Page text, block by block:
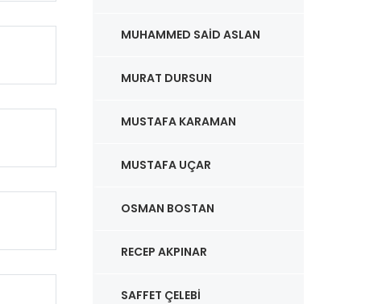
MUHAMMED SAID ASLAN
MURAT DURSUN
MUSTAFA KARAMAN
MUSTAFA UÇAR
OSMAN BOSTAN
RECEP AKPINAR
SAFFET ÇELEBI